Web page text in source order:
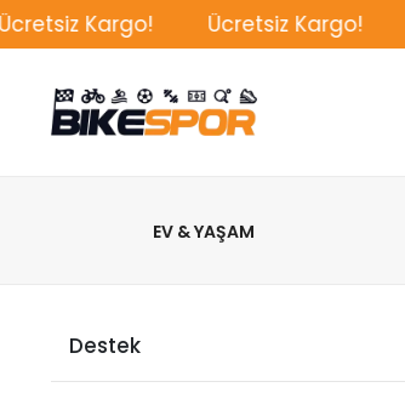
Kargo! Ücretsiz Kargo!
EV & YAŞAM
Destek